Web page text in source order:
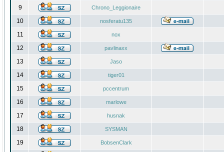
9 Chrono_Leggionaire
10 nosferatu135
11 nox
12 pavlinaxx
13 Jaso
14 tiger01
15 pccentrum
16 marlowe
17 husnak
18 SYSMAN
19 BobsenClark